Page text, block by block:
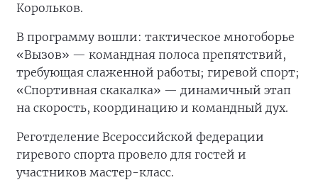
Корольков.
В программу вошли: тактическое многоборье
«Вызов» — командная полоса препятствий,
требующая слаженной работы; гиревой спорт;
«Спортивная скакалка» — динамичный этап
на скорость, координацию и командный дух.
Реготделение Всероссийской федерации
гиревого спорта провело для гостей и
участников мастер-класс.